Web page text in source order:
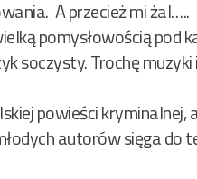
A przecież mi żal…..
pomysłowością pod
soczysty. Trochę muzyki
powieści kryminalnej,
autorów sięga do